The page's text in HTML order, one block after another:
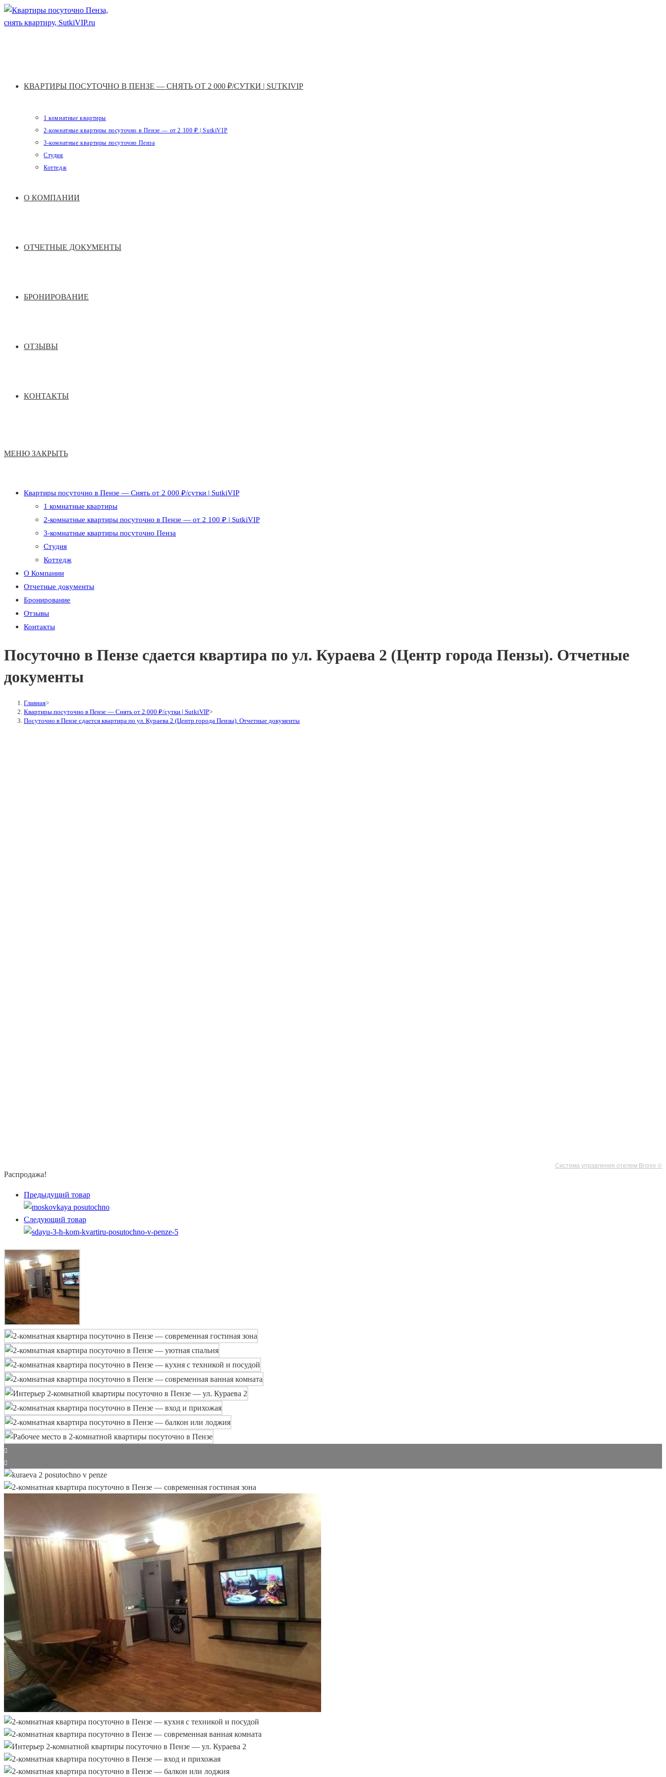
Перейти
к
КВАРТИРЫ ПОСУТОЧНО В ПЕНЗЕ — СНЯТЬ ОТ 2 000 ₽/СУТКИ | SUTKIVIP
1 комнатные квартиры
2-комнатные квартиры посуточно в Пензе — от 2 100 ₽ | SutkiVIP
3-комнатные квартиры посуточно Пенза
Студия
Коттедж
О КОМПАНИИ
ОТЧЕТНЫЕ ДОКУМЕНТЫ
БРОНИРОВАНИЕ
ОТЗЫВЫ
КОНТАКТЫ
МЕНЮ ЗАКРЫТЬ
Квартиры посуточно в Пензе — Снять от 2 000 ₽/сутки | SutkiVIP
1 комнатные квартиры
2-комнатные квартиры посуточно в Пензе — от 2 100 ₽ | SutkiVIP
3-комнатные квартиры посуточно Пенза
Студия
Коттедж
О Компании
Отчетные документы
Бронирование
Отзывы
Контакты
Посуточно в Пензе сдается квартира по ул. Кураева 2 (Центр города Пензы). Отчетные
документы
Главная>
Квартиры посуточно в Пензе — Снять от 2 000 ₽/сутки | SutkiVIP>
Посуточно в Пензе сдается квартира по ул. Кураева 2 (Центр города Пензы). Отчетные документы
Система управления отелем Bnovo ©
Распродажа!
Предыдущий товар
Следующий товар